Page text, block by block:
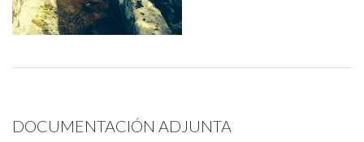
DOCUMENTACIÓN ADJUNTA